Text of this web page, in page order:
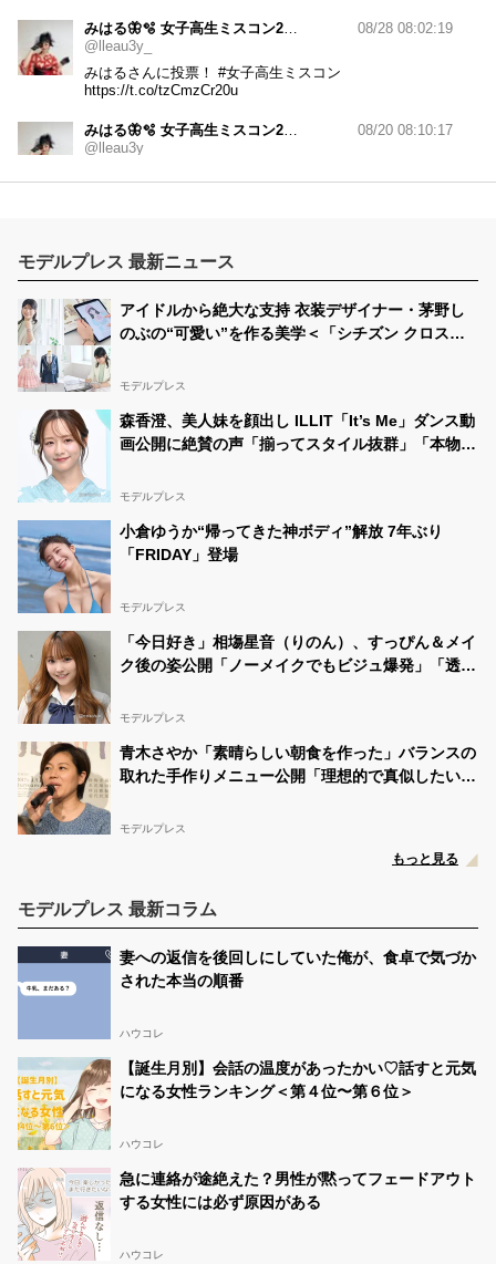
@lleau3y_
08/28 08:02:19
みはるさんに投票！ #女子高生ミスコン
https://t.co/tzCmzCr20u
@lleau3y_
08/20 08:10:17
@lleau3y_
RT@rmxina12:#女子高生ミスコンベスト500に選ばれ
ました🥹 そして今日からSNS審査が始まりました！ こ
のツイートのRT数が多いとベスト100に選ばれ、セミフ
ァイナル審査に進めます！ このツイートをリツイートお
願いします😭❕ 期間は、8/28の21:59ま…
みはる🦋🫧 女子高生ミスコン2022
@lleau3y_
08/19 15:20:59
RT
始まりました！♡ このツイートのRTと引用RTが多いと
ベスト100に選ばれ、セミファイナリストになれます🥺
良かったらこのツイートをリツイートしてください🙇‍♂️😢
期間は8月28日の21時59分までです🥰 #…
@lleau3y_
始まりました！ このツイートのRT数が多いとベスト100
に選ばれセミファイナル審査に進めます👍🏼 普通のRT＋
引用RTしてくれたら嬉しいです🙇🏻‍♀️ 期間は8/28の21時59
分までです！❤️‍🔥 沢山…
@lleau3y_
女子高生ミスコンベスト500に選ばれました❕ 第3次審査
が今日からスタートしました❤︎ このツイートのRT数が多
いとベスト100に選ばれセミファイナル審査に進めます❕
このツイートをリツイートしてください❕ 期限は8月28日
@lleau3y_
みはるさんに投票！#女子高生ミスコン
https://t.co/tzCmzCr20u
モデルプレス 最新ニュース
アイドルから絶大な支持 衣装デザイナー・茅野し
のぶの“可愛い”を作る美学＜「シチズン クロスシ
モデルプレス
森香澄、美人妹を顔出し ILLIT「It’s Me」ダンス動
画公開に絶賛の声「揃ってスタイル抜群」「本物の
モデルプレス
小倉ゆうか“帰ってきた神ボディ”解放 7年ぶり
「FRIDAY」登場
モデルプレス
「今日好き」相塲星音（りのん）、すっぴん＆メイ
ク後の姿公開「ノーメイクでもビジュ爆発」「透明
モデルプレス
青木さやか「素晴らしい朝食を作った」バランスの
取れた手作りメニュー公開「理想的で真似したい」
モデルプレス
もっと見る
モデルプレス 最新コラム
妻への返信を後回しにしていた俺が、食卓で気づか
された本当の順番
ハウコレ
【誕生月別】会話の温度があったかい♡話すと元気
になる女性ランキング＜第４位〜第６位＞
ハウコレ
急に連絡が途絶えた？男性が黙ってフェードアウト
する女性には必ず原因がある
ハウコレ